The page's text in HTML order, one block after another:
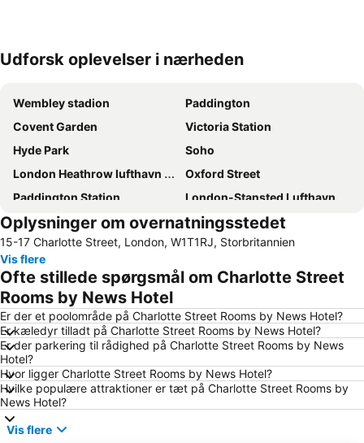
Udvid kort
Udforsk oplevelser i nærheden
Wembley stadion
Paddington
Covent Garden
Victoria Station
Hyde Park
Soho
London Heathrow lufthavn (LHR)
Oxford Street
Paddington Station
London-Stansted Lufthavn
Kensington
London Gatwick Airport
Liverpool Street Station
Piccadilly Circus
Camden Town
Emirates Stadium
Bloomsbury
Big Ben
Bayswater
Tottenham Hotspur Stadium
Kings Cross
Tottenham
Mayfair
Earls Court
London Bridge
Wembley
King's Cross Station
Shoreditch
Oplysninger om overnatningsstedet
15-17 Charlotte Street, London, W1T1RJ, Storbritannien
Vis flere
Ofte stillede spørgsmål om Charlotte Street
Rooms by News Hotel
Er der et poolområde på Charlotte Street Rooms by News Hotel?
Er kæledyr tilladt på Charlotte Street Rooms by News Hotel?
Er der parkering til rådighed på Charlotte Street Rooms by News
Hotel?
Hvor ligger Charlotte Street Rooms by News Hotel?
Hvilke populære attraktioner er tæt på Charlotte Street Rooms by
News Hotel?
Vis flere